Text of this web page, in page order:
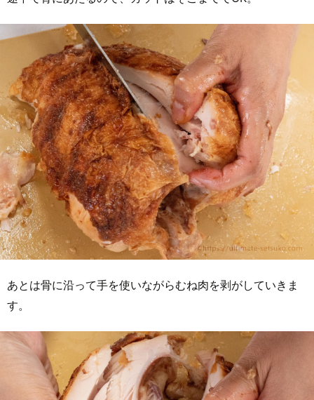
あとは骨に沿って手を使いながらむね肉を剥がしていきま
す。